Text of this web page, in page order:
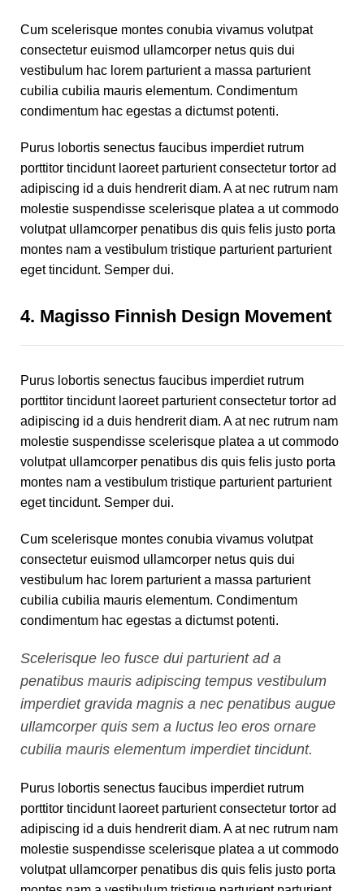
Cum scelerisque montes conubia vivamus volutpat
consectetur euismod ullamcorper netus quis dui
vestibulum hac lorem parturient a massa parturient
cubilia cubilia mauris elementum. Condimentum
condimentum hac egestas a dictumst potenti.
Purus lobortis senectus faucibus imperdiet rutrum
porttitor tincidunt laoreet parturient consectetur tortor ad
adipiscing id a duis hendrerit diam. A at nec rutrum nam
molestie suspendisse scelerisque platea a ut commodo
volutpat ullamcorper penatibus dis quis felis justo porta
montes nam a vestibulum tristique parturient parturient
eget tincidunt. Semper dui.
4. Magisso Finnish Design Movement
Purus lobortis senectus faucibus imperdiet rutrum
porttitor tincidunt laoreet parturient consectetur tortor ad
adipiscing id a duis hendrerit diam. A at nec rutrum nam
molestie suspendisse scelerisque platea a ut commodo
volutpat ullamcorper penatibus dis quis felis justo porta
montes nam a vestibulum tristique parturient parturient
eget tincidunt. Semper dui.
Cum scelerisque montes conubia vivamus volutpat
consectetur euismod ullamcorper netus quis dui
vestibulum hac lorem parturient a massa parturient
cubilia cubilia mauris elementum. Condimentum
condimentum hac egestas a dictumst potenti.
Scelerisque leo fusce dui parturient ad a
penatibus mauris adipiscing tempus vestibulum
imperdiet gravida magnis a nec penatibus augue
ullamcorper quis sem a luctus leo eros ornare
cubilia mauris elementum imperdiet tincidunt.
Purus lobortis senectus faucibus imperdiet rutrum
porttitor tincidunt laoreet parturient consectetur tortor ad
adipiscing id a duis hendrerit diam. A at nec rutrum nam
molestie suspendisse scelerisque platea a ut commodo
volutpat ullamcorper penatibus dis quis felis justo porta